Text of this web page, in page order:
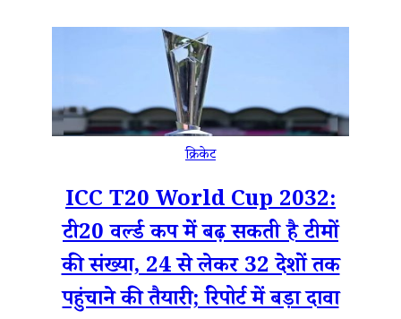
क्रिकेट
ICC T20 World Cup 2032:
टी20 वर्ल्ड कप में बढ़ सकती है टीमों
की संख्या, 24 से लेकर 32 देशों तक
पहुंचाने की तैयारी; रिपोर्ट में बड़ा दावा